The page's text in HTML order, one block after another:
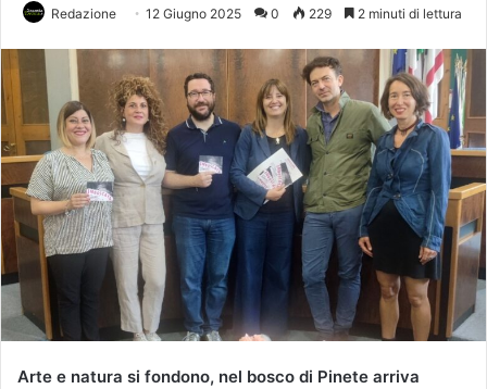
Redazione 12 Giugno 2025 0 229 2 minuti di lettura
Arte e natura si fondono, nel bosco di Pinete arriva